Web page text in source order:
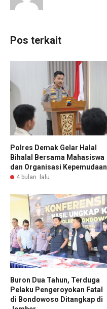
Pos terkait
Polres Demak Gelar Halal
Bihalal Bersama Mahasiswa
dan Organisasi Kepemudaan
4 bulan lalu
Buron Dua Tahun, Terduga
Pelaku Pengeroyokan Fatal
di Bondowoso Ditangkap di